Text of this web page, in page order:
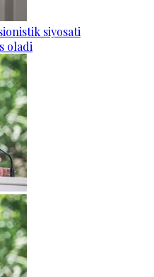
siyosati
oladi